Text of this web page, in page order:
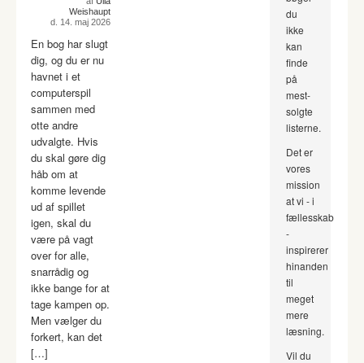
Weishaupt
d. 14. maj 2026
En bog har slugt
dig, og du er nu
havnet i et
computerspil
sammen med
otte andre
udvalgte. Hvis
du skal gøre dig
håb om at
komme levende
ud af spillet
igen, skal du
være på vagt
over for alle,
snarrådig og
ikke bange for at
tage kampen op.
Men vælger du
forkert, kan det
[…]
du
ikke
kan
finde
på
mest-
solgte
listerne.
Det er
vores
mission
at vi - i
fællesskab
-
inspirerer
hinanden
til
meget
mere
læsning.
Vil du